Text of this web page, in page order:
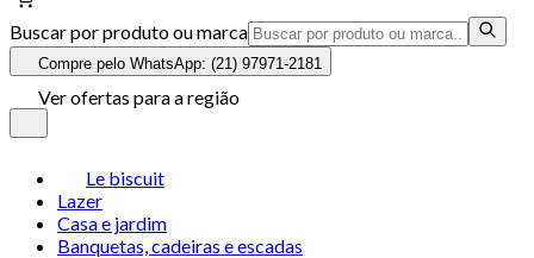
Buscar por produto ou marca
Compre pelo WhatsApp: (21) 97971-2181
Ver ofertas para a região
Le biscuit
Lazer
Casa e jardim
Banquetas, cadeiras e escadas